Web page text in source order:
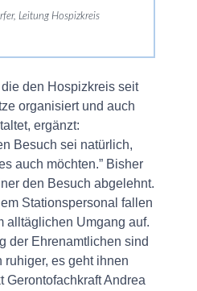
Leitung Hospizkreis
den Hospizkreis seit
organisiert und auch
ergänzt:
Besuch sei natürlich,
auch möchten.” Bisher
den Besuch abgelehnt.
Stationspersonal fallen
alltäglichen Umgang auf.
der Ehrenamtlichen sind
es geht ihnen
Gerontofachkraft Andrea